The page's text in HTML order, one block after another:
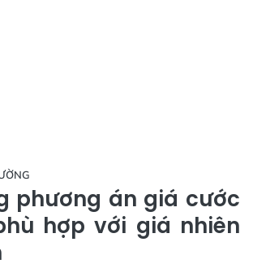
phương án giá cước
hợp với giá nhiên